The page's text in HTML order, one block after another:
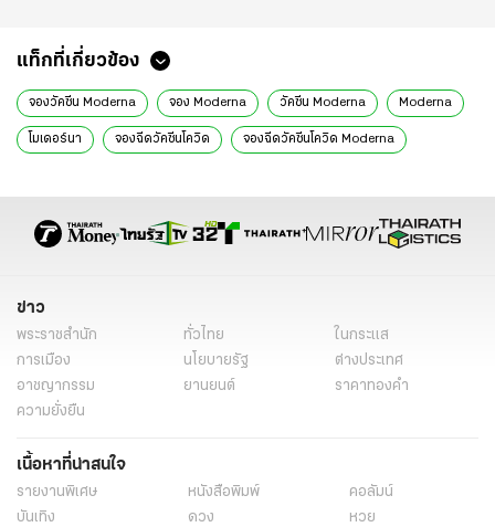
แท็กที่เกี่ยวข้อง
จองวัคซีน Moderna จอง Moderna วัคซีน Moderna Moderna
โมเดอร์นา จองฉีดวัคซีนโควิด จองฉีดวัคซีนโควิด Moderna
ข่าว
พระราชสำนัก ทั่วไทย
ในกระแส
การเมือง
นโยบายรัฐ
ต่างประเทศ
อาชญากรรม
ยานยนต์
ราคาทองคำ
ความยั่งยืน
เนื้อหาที่น่าสนใจ
รายงานพิเศษ หนังสือพิมพ์
คอลัมน์
บันเทิง
ดวง
หวย